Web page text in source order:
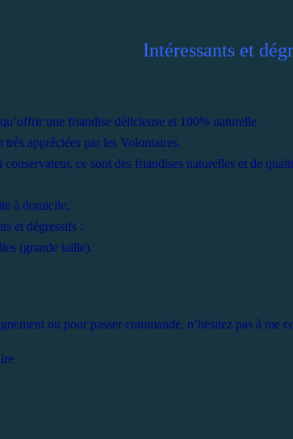
Intéressants et
une friandise délicieuse et 100% naturelle
très appréciées par les Volontaires.
conservateur, ce sont des friandises naturelles et de
à domicile.
et dégressifs :
(grande taille).
ou pour passer commande, n’hésitez pas à me